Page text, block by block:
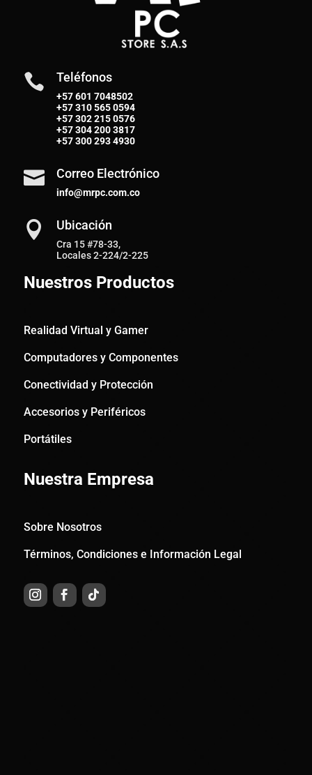
 Teléfonos
+57 601 7048502
+57310 565 0594
+57302 215 0576
+57304 200 3817
+57300 293 4930
 Correo Electrónico
info@mrpc.com.co
 Ubicación
Cra 15 #78-33,
Locales 2-224/2-225
Nuestros Productos
Realidad Virtual y Gamer
Computadores y Componentes
Conectividad y Protección
Accesorios y Periféricos
Portátiles
Nuestra Empresa
Sobre Nosotros
Términos, Condiciones e Información Legal